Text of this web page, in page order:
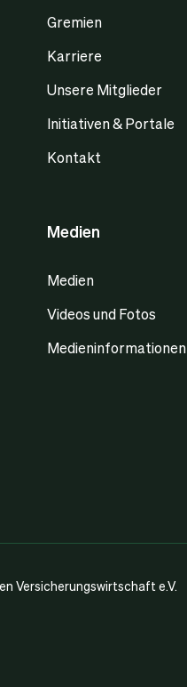
Gremien
Karriere
Unsere Mitglieder
Initiativen & Portale
Kontakt
Medien
Medien
Videos und Fotos
Medieninformationen
Versicherungswirtschaft e.V.